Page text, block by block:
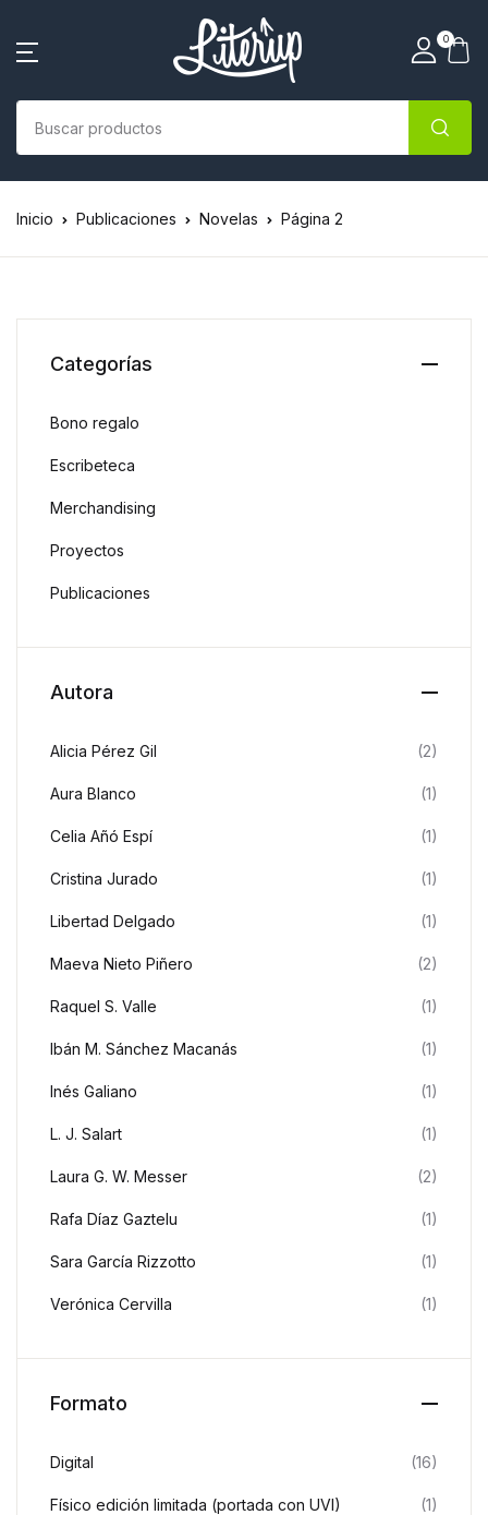
0
Inicio Publicaciones Novelas Página 2
Categorías
Bono regalo
Escribeteca
Merchandising
Proyectos
Publicaciones
Autora
Alicia Pérez Gil (2)
Aura Blanco (1)
Celia Añó Espí (1)
Cristina Jurado (1)
Libertad Delgado (1)
Maeva Nieto Piñero (2)
Raquel S. Valle (1)
Ibán M. Sánchez Macanás (1)
Inés Galiano (1)
L. J. Salart (1)
Laura G. W. Messer (2)
Rafa Díaz Gaztelu (1)
Sara García Rizzotto (1)
Verónica Cervilla (1)
Formato
Digital (16)
Físico edición limitada (portada con UVI) (1)